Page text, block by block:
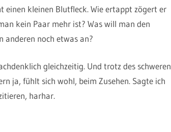
einen kleinen Blutfleck. Wie ertappt zögert er
kein Paar mehr ist? Was will man den
anderen noch etwas an?
gleichzeitig. Und trotz des schweren
ja, fühlt sich wohl, beim Zusehen. Sagte ich
harhar.